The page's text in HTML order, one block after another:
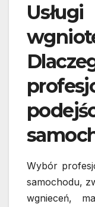
Wybór
samochodu,
wgnieceń,